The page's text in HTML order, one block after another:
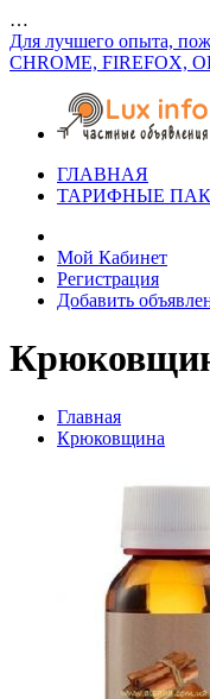
…
Для лучшего опыта,
CHROME, FIREFOX,
ГЛАВНАЯ
ТАРИФНЫЕ
Мой Кабинет
Регистрация
Добавить
Главная
Крюковщина